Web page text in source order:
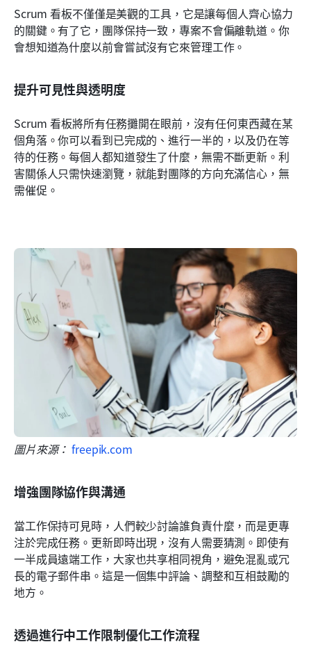
Scrum 看板不僅僅是美觀的工具，它是讓每個人齊心協力
的關鍵。有了它，團隊保持一致，專案不會偏離軌道。你
會想知道為什麼以前會嘗試沒有它來管理工作。
提升可見性與透明度
Scrum 看板將所有任務攤開在眼前，沒有任何東西藏在某
個角落。你可以看到已完成的、進行一半的，以及仍在等
待的任務。每個人都知道發生了什麼，無需不斷更新。利
害關係人只需快速瀏覽，就能對團隊的方向充滿信心，無
需催促。
圖片來源： freepik.com
增強團隊協作與溝通
當工作保持可見時，人們較少討論誰負責什麼，而是更專
注於完成任務。更新即時出現，沒有人需要猜測。即使有
一半成員遠端工作，大家也共享相同視角，避免混亂或冗
長的電子郵件串。這是一個集中評論、調整和互相鼓勵的
地方。
透過進行中工作限制優化工作流程